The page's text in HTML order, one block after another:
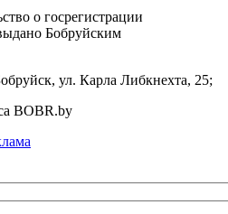
о госрегистрации
Бобруйским
ул. Карла Либкнехта, 25;
BOBR.by